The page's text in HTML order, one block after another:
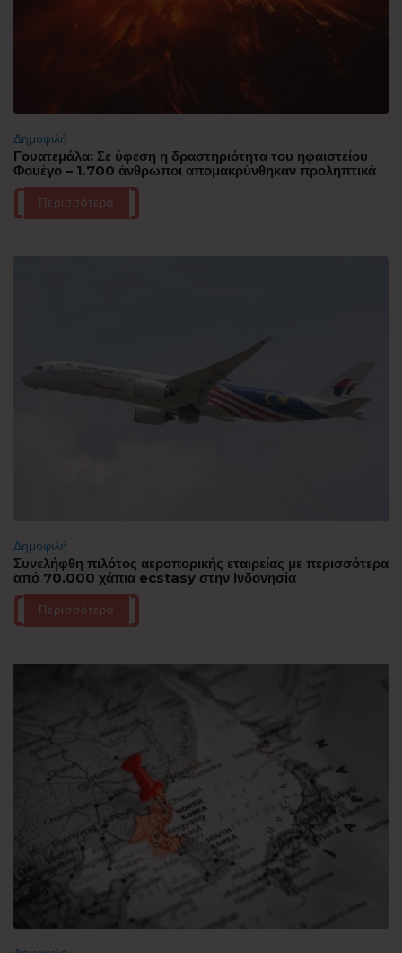
Δημοφιλή
Γουατεμάλα: Σε ύφεση η δραστηριότητα του ηφαιστείου
Φουέγο – 1.700 άνθρωποι απομακρύνθηκαν προληπτικά
Περισσότερα
Δημοφιλή
Συνελήφθη πιλότος αεροπορικής εταιρείας με περισσότερα
από 70.000 χάπια ecstasy στην Ινδονησία
Περισσότερα